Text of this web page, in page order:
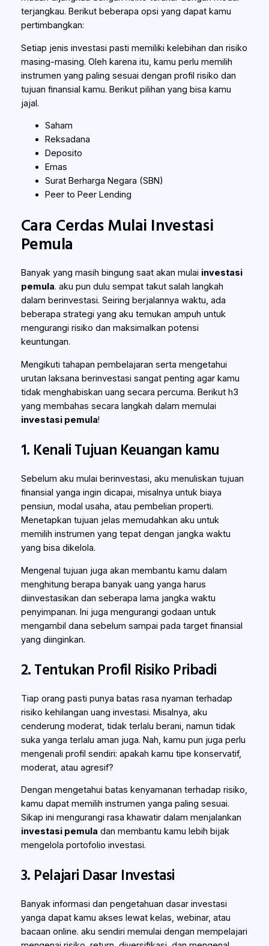
terjangkau. Berikut beberapa opsi yang dapat kamu
pertimbangkan:
Setiap jenis investasi pasti memiliki kelebihan dan risiko
masing-masing. Oleh karena itu, kamu perlu memilih
instrumen yang paling sesuai dengan profil risiko dan
tujuan finansial kamu. Berikut pilihan yang bisa kamu
jajal.
Saham
Reksadana
Deposito
Emas
Surat Berharga Negara (SBN)
Peer to Peer Lending
Cara Cerdas Mulai Investasi
Pemula
Banyak yang masih bingung saat akan mulai investasi
pemula. aku pun dulu sempat takut salah langkah
dalam berinvestasi. Seiring berjalannya waktu, ada
beberapa strategi yang aku temukan ampuh untuk
mengurangi risiko dan maksimalkan potensi
keuntungan.
Mengikuti tahapan pembelajaran serta mengetahui
urutan laksana berinvestasi sangat penting agar kamu
tidak menghabiskan uang secara percuma. Berikut h3
yang membahas secara langkah dalam memulai
investasi pemula!
1. Kenali Tujuan Keuangan kamu
Sebelum aku mulai berinvestasi, aku menuliskan tujuan
finansial yanga ingin dicapai, misalnya untuk biaya
pensiun, modal usaha, atau pembelian properti.
Menetapkan tujuan jelas memudahkan aku untuk
memilih instrumen yang tepat dengan jangka waktu
yang bisa dikelola.
Mengenal tujuan juga akan membantu kamu dalam
menghitung berapa banyak uang yanga harus
diinvestasikan dan seberapa lama jangka waktu
penyimpanan. Ini juga mengurangi godaan untuk
mengambil dana sebelum sampai pada target finansial
yang diinginkan.
2. Tentukan Profil Risiko Pribadi
Tiap orang pasti punya batas rasa nyaman terhadap
risiko kehilangan uang investasi. Misalnya, aku
cenderung moderat, tidak terlalu berani, namun tidak
suka yanga terlalu aman juga. Nah, kamu pun juga perlu
mengenali profil sendiri: apakah kamu tipe konservatif,
moderat, atau agresif?
Dengan mengetahui batas kenyamanan terhadap risiko,
kamu dapat memilih instrumen yanga paling sesuai.
Sikap ini mengurangi rasa khawatir dalam menjalankan
investasi pemula dan membantu kamu lebih bijak
mengelola portofolio investasi.
3. Pelajari Dasar Investasi
Banyak informasi dan pengetahuan dasar investasi
yanga dapat kamu akses lewat kelas, webinar, atau
bacaan online. aku sendiri memulai dengan mempelajari